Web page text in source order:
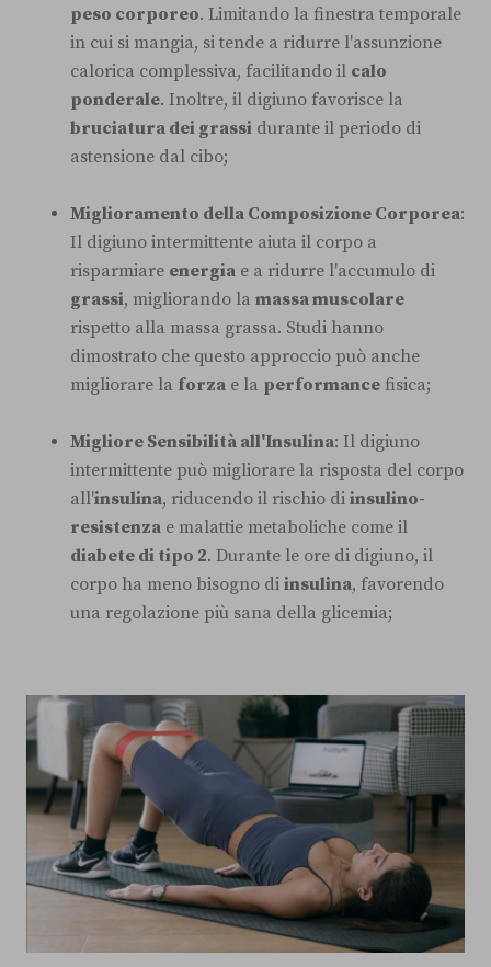
peso corporeo. Limitando la finestra temporale
in cui si mangia, si tende a ridurre l'assunzione
calorica complessiva, facilitando il calo
ponderale. Inoltre, il digiuno favorisce la
bruciatura dei grassi durante il periodo di
astensione dal cibo;
Miglioramento della Composizione Corporea:
Il digiuno intermittente aiuta il corpo a
risparmiare energia e a ridurre l'accumulo di
grassi, migliorando la massa muscolare
rispetto alla massa grassa. Studi hanno
dimostrato che questo approccio può anche
migliorare la forza e la performance fisica;
Migliore Sensibilità all'Insulina: Il digiuno
intermittente può migliorare la risposta del corpo
all'insulina, riducendo il rischio di insulino-
resistenza e malattie metaboliche come il
diabete di tipo 2. Durante le ore di digiuno, il
corpo ha meno bisogno di insulina, favorendo
una regolazione più sana della glicemia;